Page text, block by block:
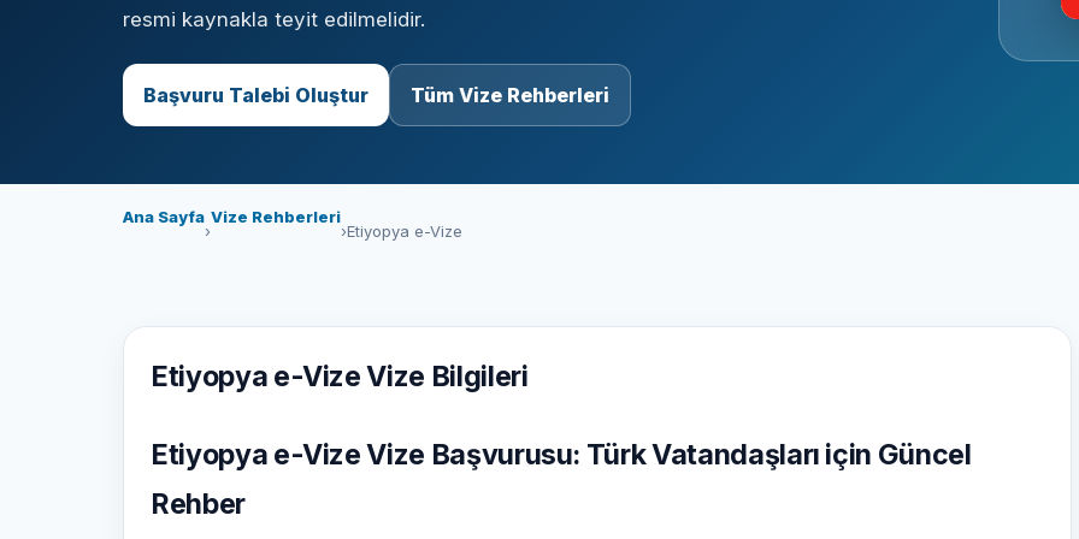
resmi kaynakla teyit edilmelidir.
Başvuru Talebi Oluştur Tüm Vize Rehberleri
Ana Sayfa
›
Vize Rehberleri
›Etiyopya e-Vize
Etiyopya e-Vize Vize Bilgileri
Etiyopya e-Vize Vize Başvurusu: Türk Vatandaşları için Güncel
Rehber